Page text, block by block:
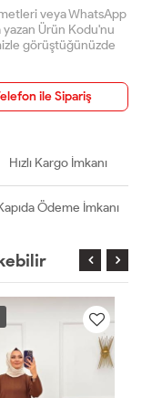
veya WhatsApp
yazan Ürün Kodu'nu
görüştüğünüzde
ile Sipariş
Hızlı Kargo İmkanı
Ödeme İmkanı